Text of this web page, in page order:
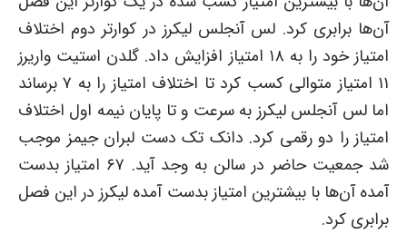
آن‌ها برابری کرد. لس آنجلس لیکرز در کوارتر دوم اختلاف
امتیاز خود را به ۱۸ امتیاز افزایش داد. گلدن استیت واریرز
۱۱ امتیاز متوالی کسب کرد تا اختلاف امتیاز را به ۷ برساند
اما لس آنجلس لیکرز به سرعت و تا پایان نیمه اول اختلاف
امتیاز را دو رقمی کرد. دانک تک دست لبران جیمز موجب
شد جمعیت حاضر در سالن به وجد آید. ۶۷ امتیاز بدست
آمده آن‌ها با بیشترین امتیاز بدست آمده لیکرز در این فصل
برابری کرد.